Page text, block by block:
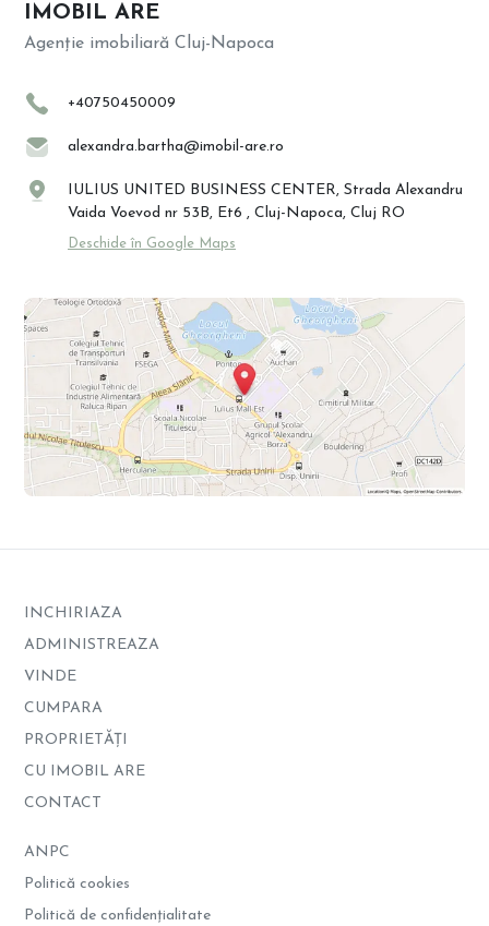
IMOBIL ARE
Agenție imobiliară Cluj-Napoca
+40750450009
alexandra.bartha@imobil-are.ro
IULIUS UNITED BUSINESS CENTER, Strada Alexandru
Vaida Voevod nr 53B, Et6 , Cluj-Napoca, Cluj RO
Deschide în Google Maps
INCHIRIAZA
ADMINISTREAZA
VINDE
CUMPARA
PROPRIETĂȚI
CU IMOBIL ARE
CONTACT
ANPC
Politică cookies
Politică de confidențialitate